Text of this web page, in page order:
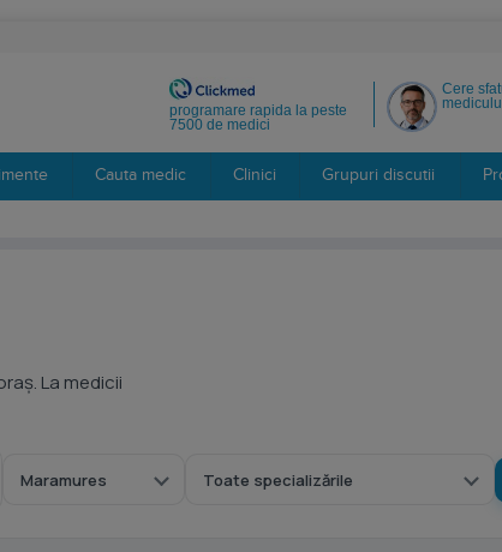
Cere
programare rapida la peste
7500 de medici
Cauta medic Clinici Grupuri discutii
La medicii